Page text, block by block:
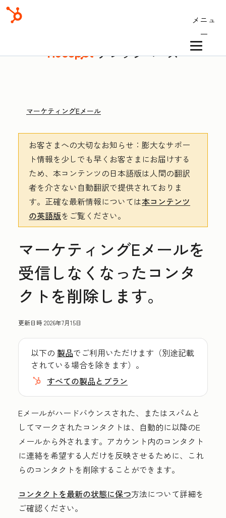
メニュ
ー
ナレッジベース
マーケティングEメール
お客さまへの大切なお知らせ ：膨大なサポー
ト情報を少しでも早くお客さまにお届けする
ため、本コンテンツの日本語版は人間の翻訳
者を介さない自動翻訳で提供されておりま
す。 正確な最新情報については本コンテンツ
の英語版をご覧ください。
マーケティングEメールを
受信しなくなったコンタ
クトを削除します。
更新日時2026年7月15日
以下の 製品でご利用いただけます（別途記載
されている場合を除きます）。
すべての製品とプラン
Eメールがハードバウンスされた、またはスパムと
してマークされたコンタクトは、自動的に以降のE
メールから外されます。アカウント内のコンタクト
に連絡を希望する人だけを反映させるために、これ
らのコンタクトを削除することができます。
コンタクトを最新の状態に保つ方法について詳細を
ご確認ください。